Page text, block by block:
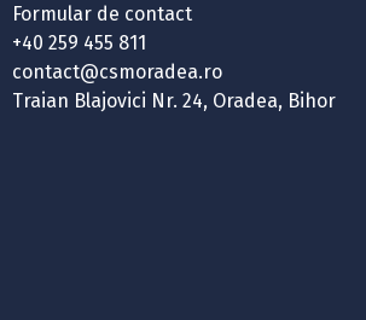
Formular de contact
+40 259 455 811
contact@csmoradea.ro
Traian Blajovici Nr. 24, Oradea, Bihor